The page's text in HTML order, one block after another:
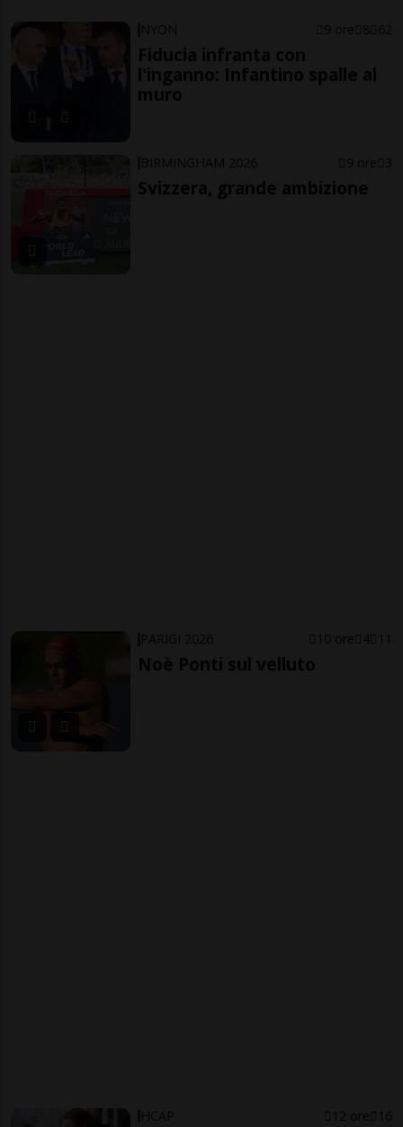
NYON 9 ore 8 62
Fiducia infranta con
l'inganno: Infantino spalle al
muro
BIRMINGHAM 2026 9 ore 3
Svizzera, grande ambizione
PARIGI 2026 10 ore 4 11
Noè Ponti sul velluto
HCAP 12 ore 16